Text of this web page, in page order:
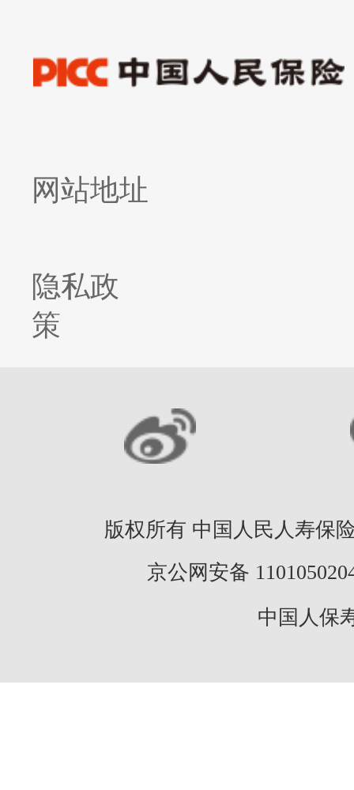
网站地址
隐私政
策
版权所有 中国人民人寿保
京公网安备
中国人保